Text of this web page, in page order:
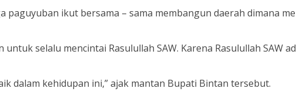
ikut bersama – sama membangun daerah dimana
selalu mencintai Rasulullah SAW. Karena Rasulullah SAW
dalam kehidupan ini,” ajak mantan Bupati Bintan tersebut.